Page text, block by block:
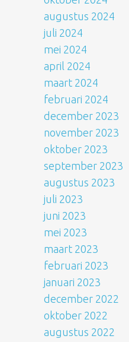
augustus 2024
juli 2024
mei 2024
april 2024
maart 2024
februari 2024
december 2023
november 2023
oktober 2023
september 2023
augustus 2023
juli 2023
juni 2023
mei 2023
maart 2023
februari 2023
januari 2023
december 2022
oktober 2022
augustus 2022